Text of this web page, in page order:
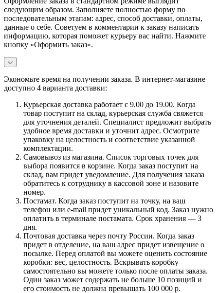
следующим образом. Заполняете полностью форму по
последовательным этапам: адрес, способ доставки, оплаты,
данные о себе. Советуем в комментарии к заказу написать
информацию, которая поможет курьеру вас найти. Нажмите
кнопку «Оформить заказ».
Экономьте время на получении заказа. В интернет-магазине
доступно 4 варианта доставки:
Курьерская доставка работает с 9.00 до 19.00. Когда
товар поступит на склад, курьерская служба свяжется
для уточнения деталей. Специалист предложит выбрать
удобное время доставки и уточнит адрес. Осмотрите
упаковку на целостность и соответствие указанной
комплектации.
Самовывоз из магазина. Список торговых точек для
выбора появится в корзине. Когда заказ поступит на
склад, вам придет уведомление. Для получения заказа
обратитесь к сотруднику в кассовой зоне и назовите
номер.
Постамат. Когда заказ поступит на точку, на ваш
телефон или e-mail придет уникальный код. Заказ нужно
оплатить в терминале постамата. Срок хранения — 3
дня.
Почтовая доставка через почту России. Когда заказ
придет в отделение, на ваш адрес придет извещение о
посылке. Перед оплатой вы можете оценить состояние
коробки: вес, целостность. Вскрывать коробку
самостоятельно вы можете только после оплаты заказа.
Один заказ может содержать не больше 10 позиций и
его стоимость не должна превышать 100 000 р.